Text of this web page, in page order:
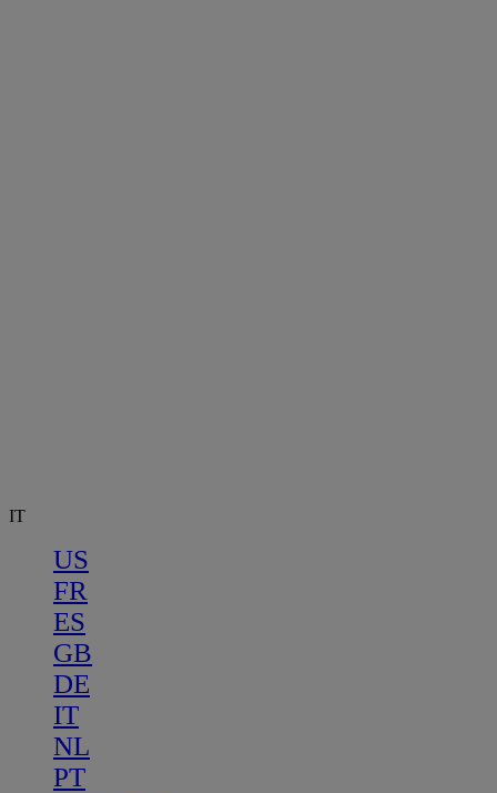
IT
US
FR
ES
GB
DE
IT
NL
PT